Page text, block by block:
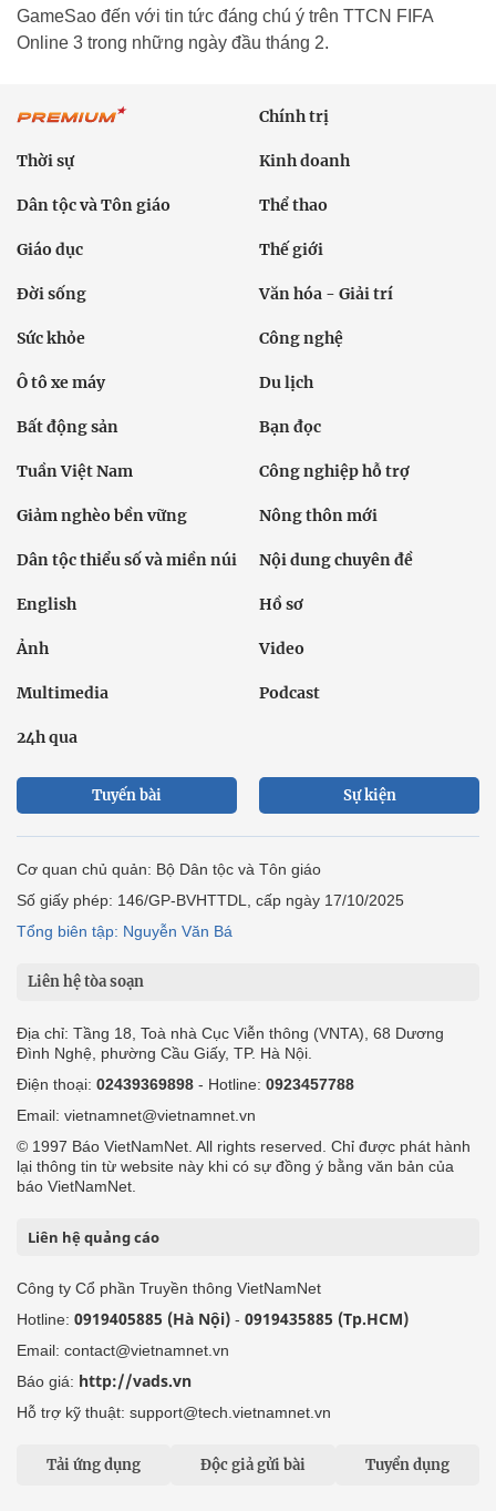
GameSao đến với tin tức đáng chú ý trên TTCN FIFA
Online 3 trong những ngày đầu tháng 2.
Chính trị
Thời sự Kinh doanh
Dân tộc và Tôn giáo Thể thao
Giáo dục Thế giới
Đời sống Văn hóa - Giải trí
Sức khỏe Công nghệ
Ô tô xe máy Du lịch
Bất động sản Bạn đọc
Tuần Việt Nam Công nghiệp hỗ trợ
Giảm nghèo bền vững Nông thôn mới
Dân tộc thiểu số và miền núi Nội dung chuyên đề
English Hồ sơ
Ảnh Video
Multimedia Podcast
24h qua
Tuyến bài Sự kiện
Cơ quan chủ quản: Bộ Dân tộc và Tôn giáo
Số giấy phép: 146/GP-BVHTTDL, cấp ngày 17/10/2025
Tổng biên tập: Nguyễn Văn Bá
Liên hệ tòa soạn
Địa chỉ: Tầng 18, Toà nhà Cục Viễn thông (VNTA), 68 Dương
Đình Nghệ, phường Cầu Giấy, TP. Hà Nội.
Điện thoại: 02439369898 - Hotline: 0923457788
Email: vietnamnet@vietnamnet.vn
© 1997 Báo VietNamNet. All rights reserved. Chỉ được phát hành
lại thông tin từ website này khi có sự đồng ý bằng văn bản của
báo VietNamNet.
Liên hệ quảng cáo
Công ty Cổ phần Truyền thông VietNamNet
Hotline: 0919405885 (Hà Nội) - 0919435885 (Tp.HCM)
Email: contact@vietnamnet.vn
Báo giá: http://vads.vn
Hỗ trợ kỹ thuật: support@tech.vietnamnet.vn
Tải ứng dụng Độc giả gửi bài Tuyển dụng